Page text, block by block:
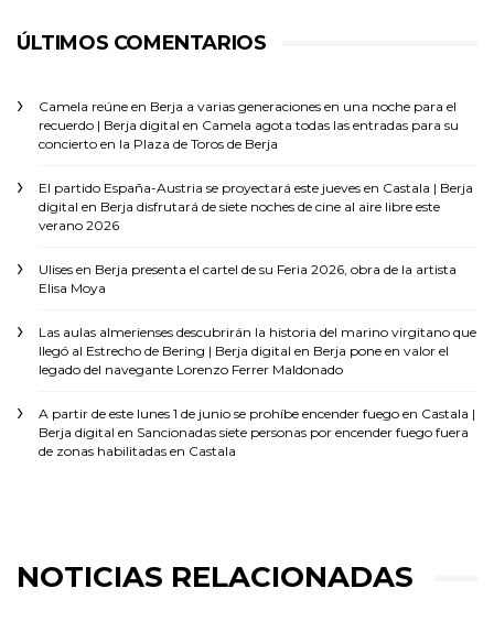
ÚLTIMOS COMENTARIOS
Camela reúne en Berja a varias generaciones en una noche para el
recuerdo | Berja digital en Camela agota todas las entradas para su
concierto en la Plaza de Toros de Berja
El partido España-Austria se proyectará este jueves en Castala | Berja
digital en Berja disfrutará de siete noches de cine al aire libre este
verano 2026
Ulises en Berja presenta el cartel de su Feria 2026, obra de la artista
Elisa Moya
Las aulas almerienses descubrirán la historia del marino virgitano que
llegó al Estrecho de Bering | Berja digital en Berja pone en valor el
legado del navegante Lorenzo Ferrer Maldonado
A partir de este lunes 1 de junio se prohíbe encender fuego en Castala |
Berja digital en Sancionadas siete personas por encender fuego fuera
de zonas habilitadas en Castala
NOTICIAS RELACIONADAS